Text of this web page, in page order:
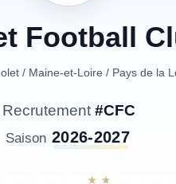
Football
/ Maine-et-Loire / Pays de la
Recrutement #CFC
Saison 2026-2027